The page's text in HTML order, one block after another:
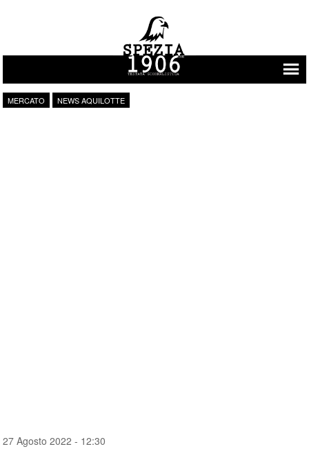
Vai al contenuto
MERCATO NEWS AQUILOTTE
27 Agosto 2022 - 12:30